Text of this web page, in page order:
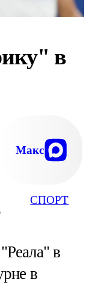
СПОРТ
в
Макс
в
в